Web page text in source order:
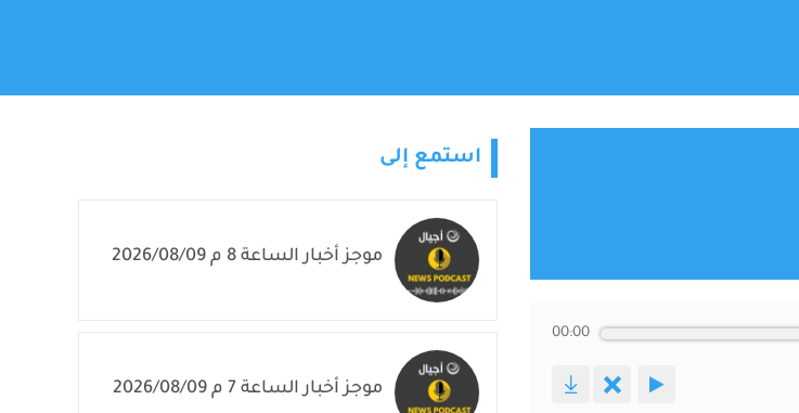
00:00
استمع إلى
موجز أخبار الساعة 8 م 2026/08/09
موجز أخبار الساعة 7 م 2026/08/09